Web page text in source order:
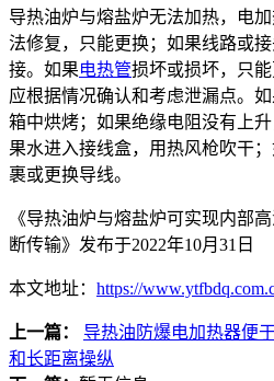
导热油炉与熔盐炉无法加热，电
法修复，只能更换；如果线路或
接。如果电热管损坏或损坏，只
应根据情况确认和考虑泄漏点。
箱中烘烤；如果绝缘电阻没有上
果水进入接线盒，用热风枪吹干
裹或更换导线。
《导热油炉与熔盐炉可实现内部
断传输》发布于2022年10月31日
本文地址： https://
上一篇：
导热油防爆电加热器便
和长距离操纵